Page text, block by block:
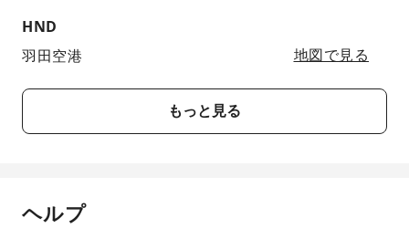
HND
羽田空港
地図で見る
もっと見る
ヘルプ